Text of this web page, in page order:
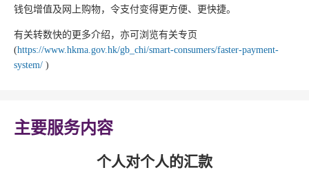
钱包增值及网上购物，令支付变得更方便、更快捷。
有关转数快的更多介绍，亦可浏览有关专页
(https://www.hkma.gov.hk/gb_chi/smart-consumers/faster-payment-
system/ )
主要服务内容
个人对个人的汇款